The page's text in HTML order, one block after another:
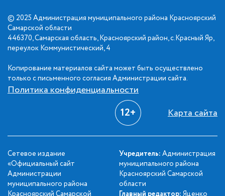
© 2025 Администрация муниципального района Красноярский
Самарской области
446370, Самарская область, Красноярский район, с.Красный Яр,
переулок Коммунистический, 4
Копирование материалов сайта может быть осуществлено
только с письменного согласия Администрации сайта.
Политика конфиденциальности
12+ Карта сайта
Сетевое издание
«Официальный сайт
Администрации
муниципального района
Красноярский Самарской
Учредитель: Администрация
муниципального района
Красноярский Самарской
области
Главный редактор: Яценко